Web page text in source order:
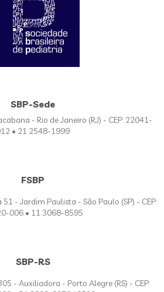
SBP-Sede
- Rio de Janeiro (RJ) - CEP: 22041-
• 21 2548-1999
FSBP
- Jardim Paulista - São Paulo (SP) - CEP:
006 • 11 3068-8595
SBP-RS
- Auxiliadora - Porto Alegre (RS) - CEP: